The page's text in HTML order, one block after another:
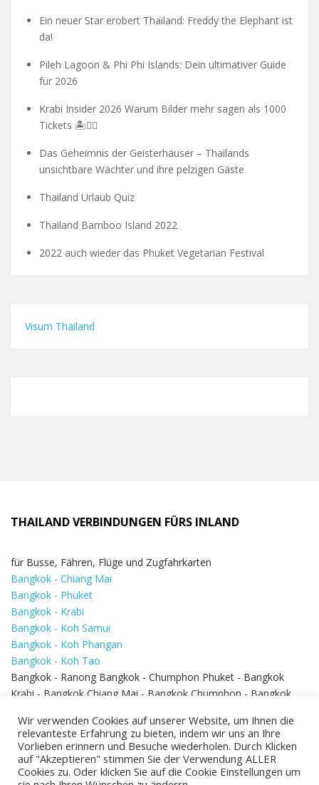
Ein neuer Star erobert Thailand: Freddy the Elephant ist
da!
Pileh Lagoon & Phi Phi Islands: Dein ultimativer Guide
für 2026
Krabi Insider 2026 Warum Bilder mehr sagen als 1000
Tickets 🏝️🧗‍♂️
Das Geheimnis der Geisterhäuser – Thailands
unsichtbare Wächter und ihre pelzigen Gäste
Thailand Urlaub Quiz
Thailand Bamboo Island 2022
2022 auch wieder das Phuket Vegetarian Festival
Visum Thailand
THAILAND VERBINDUNGEN FÜRS INLAND
für Busse, Fähren, Flüge und Zugfahrkarten
Bangkok - Chiang Mai
Bangkok - Phuket
Bangkok - Krabi
Bangkok - Koh Samui
Bangkok - Koh Phangan
Bangkok - Koh Tao
Bangkok - Ranong Bangkok - Chumphon Phuket - Bangkok
Krabi - Bangkok Chiang Mai - Bangkok Chumphon - Bangkok
Bangkok - Hua Hin
Wir verwenden Cookies auf unserer Website, um Ihnen die
relevanteste Erfahrung zu bieten, indem wir uns an Ihre
Vorlieben erinnern und Besuche wiederholen. Durch Klicken
auf "Akzeptieren" stimmen Sie der Verwendung ALLER
Cookies zu. Oder klicken Sie auf die Cookie Einstellungen um